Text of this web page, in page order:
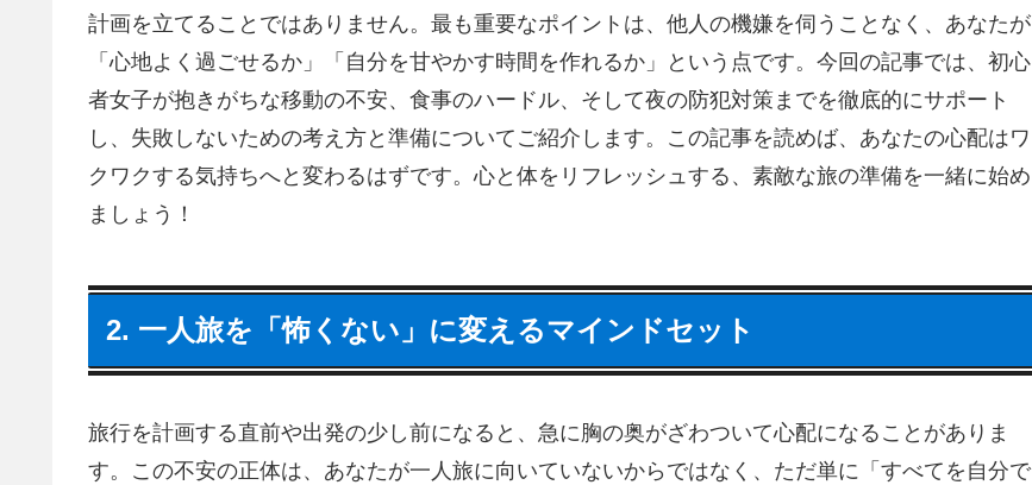
計画を立てることではありません。最も重要なポイントは、他人の機嫌を伺うことなく、あなたが
「心地よく過ごせるか」「自分を甘やかす時間を作れるか」という点です。今回の記事では、初心
者女子が抱きがちな移動の不安、食事のハードル、そして夜の防犯対策までを徹底的にサポート
し、失敗しないための考え方と準備についてご紹介します。この記事を読めば、あなたの心配はワ
クワクする気持ちへと変わるはずです。心と体をリフレッシュする、素敵な旅の準備を一緒に始め
ましょう！
2. 一人旅を「怖くない」に変えるマインドセット
旅行を計画する直前や出発の少し前になると、急に胸の奥がざわついて心配になることがありま
す。この不安の正体は、あなたが一人旅に向いていないからではなく、ただ単に「すべてを自分で